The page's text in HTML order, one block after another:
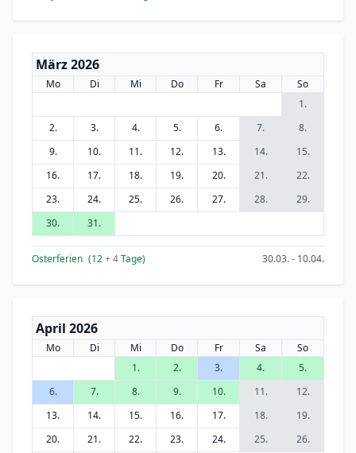
März 2026
Mo Di Mi Do Fr Sa
So
1.
2.
3. 4. 5. 6. 7.
8.
9.
10. 11. 12. 13. 14.
15.
16.
17. 18. 19. 20. 21.
22.
23.
24. 25. 26. 27. 28.
29.
30.
31.
Osterferien (12+ 4Tage) 30.03. - 10.04.
April 2026
Mo Di Mi Do Fr Sa
So
1.
2. 3. 4.
5.
6.
7. 8. 9. 10. 11.
12.
13.
14. 15. 16. 17. 18.
19.
20.
21. 22. 23. 24. 25.
26.